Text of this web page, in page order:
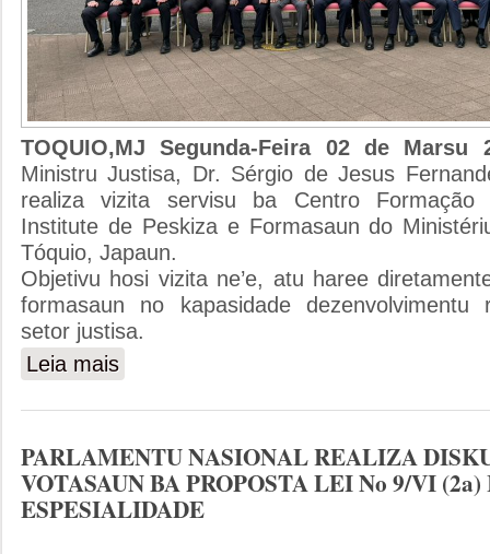
TOQUIO,MJ Segunda-Feira 02 de Marsu
Ministru Justisa, Dr. Sérgio de Jesus
realiza vizita servisu ba Centro Formação
Institute de Peskiza e Formasaun do
Tóquio, Japaun.
Objetivu hosi vizita ne’e, atu haree
formasaun no kapasidade dezenvolvimentu
setor justisa.
Leia mais
PARLAMENTU NASIONAL REALIZA
VOTASAUN BA PROPOSTA LEI No 9/VI
ESPESIALIDADE